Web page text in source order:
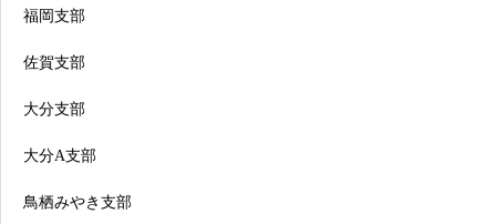
福岡支部
佐賀支部
大分支部
大分A支部
鳥栖みやき支部